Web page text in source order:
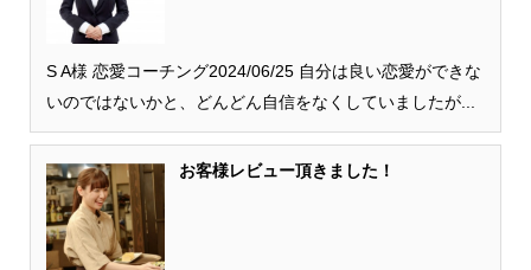
S A様 恋愛コーチング2024/06/25 自分は良い恋愛ができな
いのではないかと、どんどん自信をなくしていましたが...
お客様レビュー頂きました！